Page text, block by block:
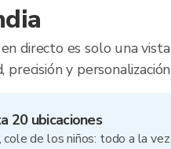
directo es solo una
precisión y
20 ubicaciones
cole de los niños: todo a la